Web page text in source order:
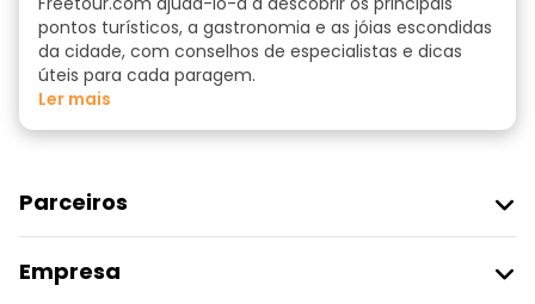
pontos turísticos, a gastronomia e as jóias escondidas
da cidade, com conselhos de especialistas e dicas
úteis para cada paragem.
ler mais
Parceiros
Registo Do Fornecedor
Empresa